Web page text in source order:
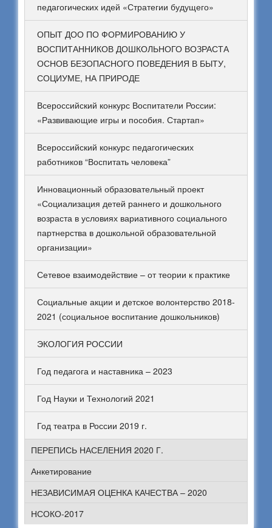
педагогических идей «Стратегии будущего»
ОПЫТ ДОО ПО ФОРМИРОВАНИЮ У
ВОСПИТАННИКОВ ДОШКОЛЬНОГО ВОЗРАСТА
ОСНОВ БЕЗОПАСНОГО ПОВЕДЕНИЯ В БЫТУ,
СОЦИУМЕ, НА ПРИРОДЕ
Всероссийский конкурс Воспитатели России:
«Развивающие игры и пособия. Стартап»
Всероссийский конкурс педагогических
работников “Воспитать человека”
Инновационный образовательный проект
«Социализация детей раннего и дошкольного
возраста в условиях вариативного социального
партнерства в дошкольной образовательной
организации»
Сетевое взаимодействие – от теории к практике
Социальные акции и детское волонтерство 2018-
2021 (социальное воспитание дошкольников)
ЭКОЛОГИЯ РОССИИ
Год педагога и наставника – 2023
Год Науки и Технологий 2021
Год театра в России 2019 г.
ПЕРЕПИСЬ НАСЕЛЕНИЯ 2020 Г.
Анкетирование
НЕЗАВИСИМАЯ ОЦЕНКА КАЧЕСТВА – 2020
НСОКО-2017